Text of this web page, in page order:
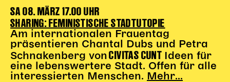
SA 08. MÄRZ 17.00 UHR
SHARING: FEMINISTISCHE STADTUTOPIE
Am internationalen Frauentag
präsentieren Chantal Dubs und Petra
Schnakenberg von CIVITAS CUNT
Ideen für
eine lebenswertere Stadt. Offen für alle
interessierten Menschen. Mehr...